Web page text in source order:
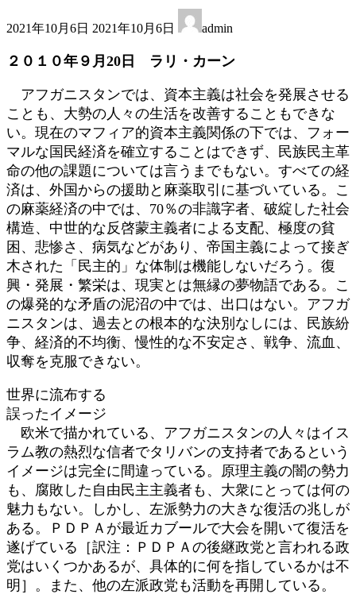
2021年10月6日 終
新
時
:
2021年10月6日 admin
２０１０年９月20日 ラリ・カーン
アフガニスタンでは、資本主義は社会を発展させる
ことも、大勢の人々の生活を改善することもできな
い。現在のマフィア的資本主義関係の下では、フォー
マルな国民経済を確立することはできず、民族民主革
命の他の課題については言うまでもない。すべての経
済は、外国からの援助と麻薬取引に基づいている。こ
の麻薬経済の中では、70％の非識字者、破綻した社会
構造、中世的な反啓蒙主義者による支配、極度の貧
困、悲惨さ、病気などがあり、帝国主義によって接ぎ
木された「民主的」な体制は機能しないだろう。復
興・発展・繁栄は、現実とは無縁の夢物語である。こ
の爆発的な矛盾の泥沼の中では、出口はない。アフガ
ニスタンは、過去との根本的な決別なしには、民族紛
争、経済的不均衡、慢性的な不安定さ、戦争、流血、
収奪を克服できない。
世界に流布する
誤ったイメージ
欧米で描かれている、アフガニスタンの人々はイス
ラム教の熱烈な信者でタリバンの支持者であるという
イメージは完全に間違っている。原理主義の闇の勢力
も、腐敗した自由民主主義者も、大衆にとっては何の
魅力もない。しかし、左派勢力の大きな復活の兆しが
ある。ＰＤＰＡが最近カブールで大会を開いて復活を
遂げている［訳注：ＰＤＰＡの後継政党と言われる政
党はいくつかあるが、具体的に何を指しているかは不
明］。また、他の左派政党も活動を再開している。